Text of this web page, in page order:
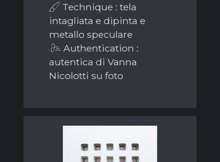
Technique : tela
intagliata e dipinta e
metallo speculare
Authentication :
autentica di Vanna
Nicolotti su foto